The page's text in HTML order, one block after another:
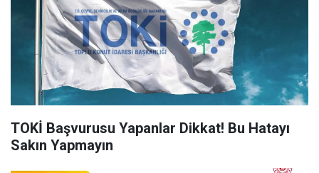
TOKİ Başvurusu Yapanlar Dikkat! Bu Hatayı
Sakın Yapmayın